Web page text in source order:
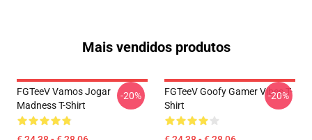
Mais vendidos produtos
FGTeeV Vamos Jogar
Madness T-Shirt
-20%
FGTeeV Goofy Gamer Vibes T-
Shirt
-20%